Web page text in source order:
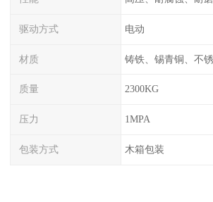
驱动方式 电动
材质 铸铁、锡青铜、不
质量 2300KG
压力 1MPA
包装方式 木箱包装